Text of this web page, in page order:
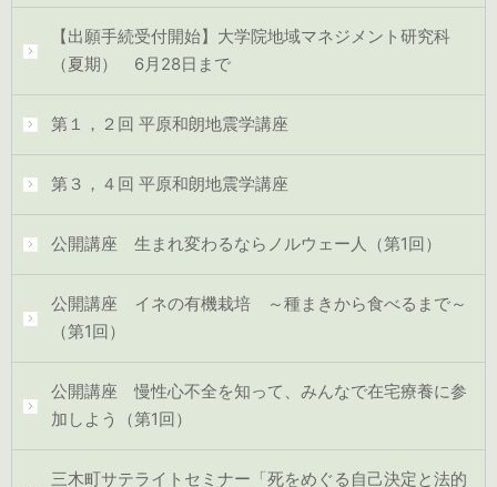
【出願手続受付開始】大学院地域マネジメント研究科
（夏期） 6月28日まで
第１，２回 平原和朗地震学講座
第３，４回 平原和朗地震学講座
公開講座 生まれ変わるならノルウェー人（第1回）
公開講座 イネの有機栽培 ～種まきから食べるまで～
（第1回）
公開講座 慢性心不全を知って、みんなで在宅療養に参
加しよう（第1回）
三木町サテライトセミナー「死をめぐる自己決定と法的